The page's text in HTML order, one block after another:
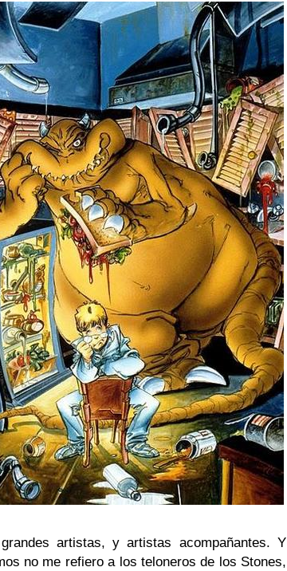
artistas, y artistas acompañantes. Y
no me refiero a los teloneros de los Stones,